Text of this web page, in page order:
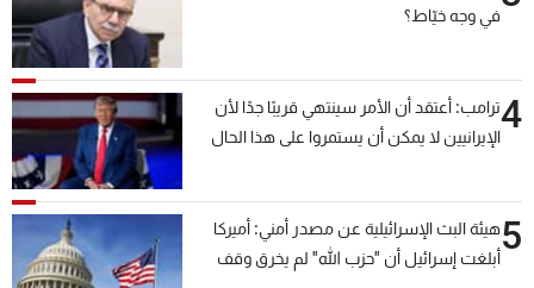
في وجه خيّاط؟
4ترامب: أعتقد أن الأمر سينتهي قريبًا جدًا لأن
الإيرانيين لا يمكن أن يستمروا على هذا الحال
5هيئة البث الإسرائيلية عن مصدر أمني: أميركا
أبلغت إسرائيل أن "حزب الله" لم يخرق وقف